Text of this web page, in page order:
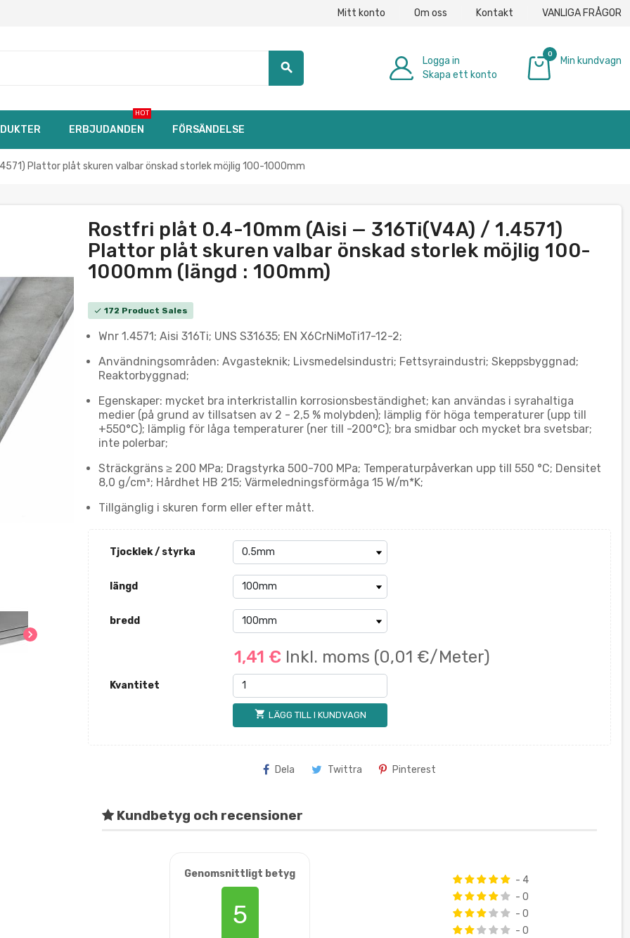
Mitt konto Om oss Kontakt VANLIGA FRÅGOR
search
Logga in
Skapa ett konto
0
Min kundvagn
ERBJUDANDEN
HOT
FÖRSÄNDELSE
Plattor plåt skuren valbar önskad storlek möjlig 100-1000mm
chevron_right
Rostfri plåt 0.4-10mm (Aisi — 316Ti(V4A) / 1.4571)
Plattor plåt skuren valbar önskad storlek möjlig 100-
1000mm (längd : 100mm)
check 172 Product Sales
Wnr 1.4571; Aisi 316Ti; UNS S31635; EN X6CrNiMoTi17-12-2;
Användningsområden: Avgasteknik; Livsmedelsindustri; Fettsyraindustri; Skeppsbyggnad;
Reaktorbyggnad;
Egenskaper: mycket bra interkristallin korrosionsbeständighet; kan användas i syrahaltiga
medier (på grund av tillsatsen av 2 - 2,5 % molybden); lämplig för höga temperaturer (upp till
+550°C); lämplig för låga temperaturer (ner till -200°C); bra smidbar och mycket bra svetsbar;
inte polerbar;
Sträckgräns ≥ 200 MPa; Dragstyrka 500-700 MPa; Temperaturpåverkan upp till 550 °C; Densitet
8,0 g/cm³; Hårdhet HB 215; Värmeledningsförmåga 15 W/m*K;
Tillgänglig i skuren form eller efter mått.
Tjocklek / styrka
längd
bredd
1,41 € Inkl. moms (0,01 €/Meter)
Kvantitet
shopping_cart LÄGG TILL I KUNDVAGN
Dela Twittra Pinterest
Kundbetyg och recensioner
Genomsnittligt betyg
5
- 4
- 0
- 0
- 0